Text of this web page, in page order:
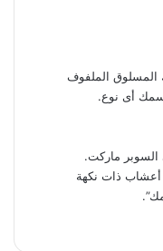
الملفوف
أى نوع.
السوبر ماركت.
ذات نكهة